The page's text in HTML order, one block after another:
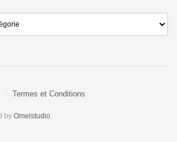
Termes et Conditions
by Omelstudio